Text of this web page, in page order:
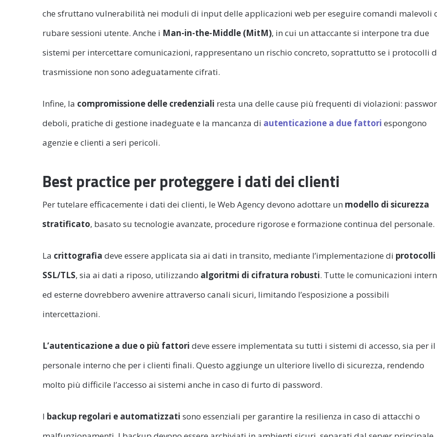
che sfruttano vulnerabilità nei moduli di input delle applicazioni web per eseguire comandi malevoli
rubare sessioni utente. Anche i Man-in-the-Middle (MitM), in cui un attaccante si interpone tra due
sistemi per intercettare comunicazioni, rappresentano un rischio concreto, soprattutto se i protocolli
trasmissione non sono adeguatamente cifrati.
Infine, la compromissione delle credenziali resta una delle cause più frequenti di violazioni:
deboli, pratiche di gestione inadeguate e la mancanza di autenticazione a due fattori espongono
agenzie e clienti a seri pericoli.
Best practice per proteggere i dati dei clienti
Per tutelare efficacemente i dati dei clienti, le Web Agency devono adottare un modello di sicurezza
stratificato, basato su tecnologie avanzate, procedure rigorose e formazione continua del personale.
La crittografia deve essere applicata sia ai dati in transito, mediante l’implementazione di protocolli
SSL/TLS, sia ai dati a riposo, utilizzando algoritmi di cifratura robusti. Tutte le comunicazioni
ed esterne dovrebbero avvenire attraverso canali sicuri, limitando l’esposizione a possibili
intercettazioni.
L’autenticazione a due o più fattori deve essere implementata su tutti i sistemi di accesso, sia per il
personale interno che per i clienti finali. Questo aggiunge un ulteriore livello di sicurezza, rendendo
molto più difficile l’accesso ai sistemi anche in caso di furto di password.
I backup regolari e automatizzati sono essenziali per garantire la resilienza in caso di attacchi o